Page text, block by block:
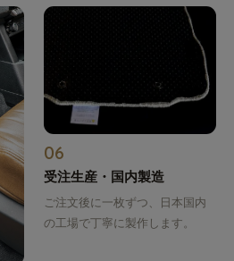
06
受注生産・国内製造
ご注文後に一枚ずつ、日本国内
の工場で丁寧に製作します。